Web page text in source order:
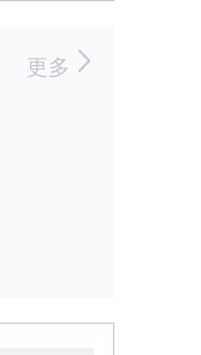
更多